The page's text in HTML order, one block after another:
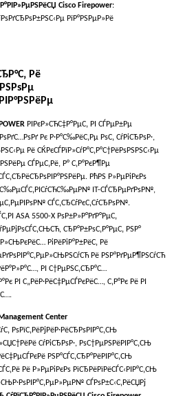
Cisco Firepower:
РїР°РЅРµР»Рё
Рё
РІРєР»СЋС‡Р°РµС‚ РІ СЃРµР±Рµ
Рє Р·Р°С‰РёС‚Рµ РѕС‚ СѓРіСЂРѕР·,
Рё СЌРєСЃРїР»СѓР°С‚Р°С†РёРѕРЅРЅС‹Рµ
СЃРµС‚Рё, Р° С‚Р°РєР¶Рµ
РћРЅ Р»РµРіРєРѕ
IT-СЃСЂРµРґРѕР№,
СЃС‚СЂСѓРєС‚СѓСЂРѕР№.
ASA 5500-X РѕР±Р»Р°РґР°РµС‚
СЂР°Р±РѕС‚Р°РµС‚ РЅР°
РіРёРіР°Р±РёС‚ Рё
Рё РЅР°РґРµР¶РЅСѓСЋ
РІ С†РµРЅС‚СЂР°С…
РІ С„РёР·РёС‡РµСЃРєРёС…, С‚Р°Рє Рё РІ
Center
РѕРїС‚РёРјРёР·РёСЂРѕРІР°С‚СЊ
СѓРіСЂРѕР·, РѕС†РµРЅРёРІР°С‚СЊ
РЅР°СЃС‚СЂР°РёРІР°С‚СЊ
Рё Р»РµРіРєРѕ РїСЂРёРїРёСЃС‹РІР°С‚СЊ
СЃРѕР±С‹С‚РёСЏРј